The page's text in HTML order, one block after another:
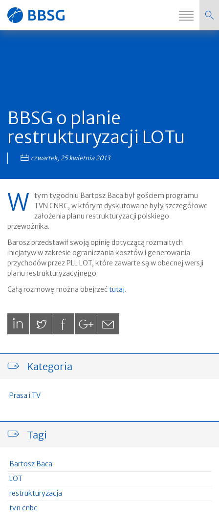
Strona
BBSG o planie
restrukturyzacji LOTu
czwartek, 25 kwietnia 2013
W
tym tygodniu Bartosz Baca był gościem programu
TVN CNBC, w którym dyskutowane były szczegółowe
założenia planu restrukturyzacji polskiego
przewoźnika.
Barosz przedstawił swoją opinię dotyczącą rozmaitych
inicjatyw w zakresie ograniczania kosztów i generowania
przychodów przez PLL LOT, które zawarte są w obecnej wersji
planu restrukturyzacyjnego.
Całą rozmowę można obejrzećtutaj.
Kategoria
Prasa i TV
Tagi
Bartosz Baca
LOT
restrukturyzacja
tvn cnbc